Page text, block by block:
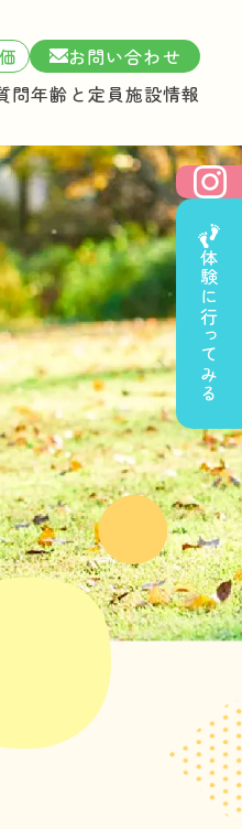
お問い合わせ
問年齢と定員施設情報
体験に行ってみる